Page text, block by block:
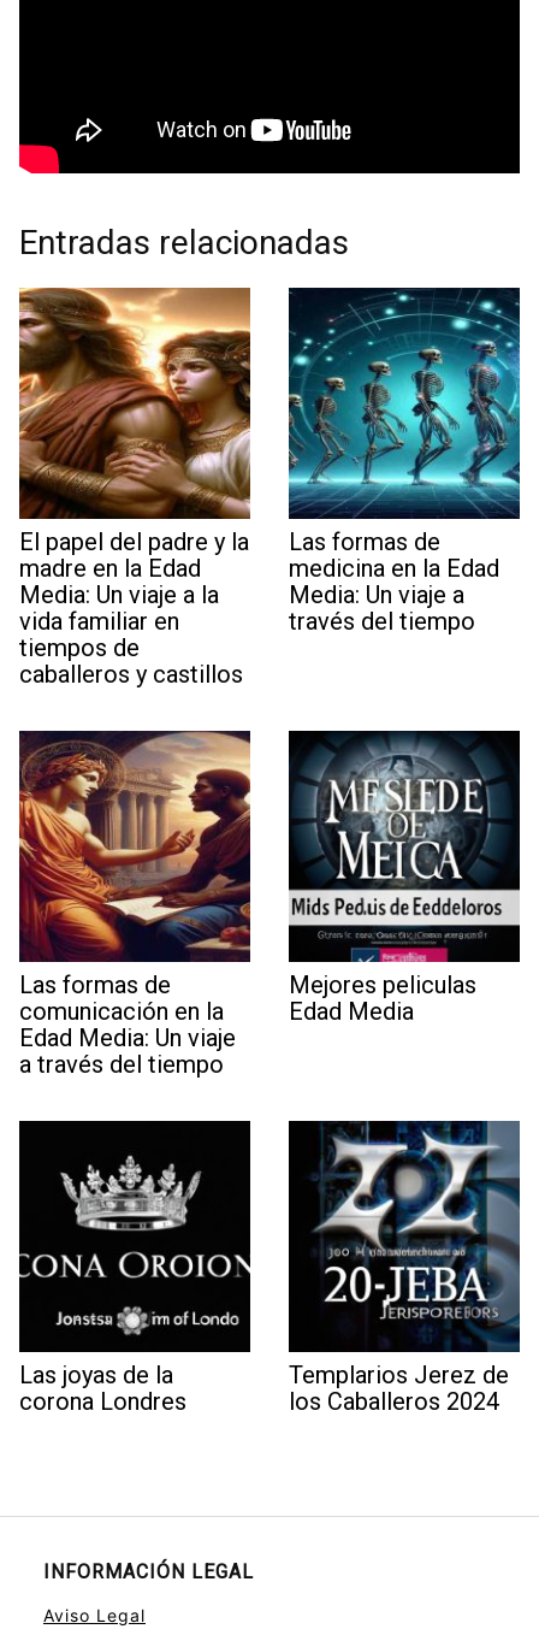
Entradas relacionadas
El papel del padre y la
madre en la Edad
Media: Un viaje a la
vida familiar en
tiempos de
caballeros y castillos
Las formas de
medicina en la Edad
Media: Un viaje a
través del tiempo
Las formas de
comunicación en la
Edad Media: Un viaje
a través del tiempo
Mejores peliculas
Edad Media
Las joyas de la
corona Londres
Templarios Jerez de
los Caballeros 2024
INFORMACIÓN LEGAL
Aviso Legal